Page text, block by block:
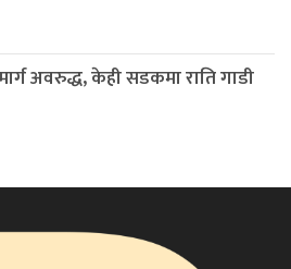
अवरुद्ध, केही सडकमा राति गाडी